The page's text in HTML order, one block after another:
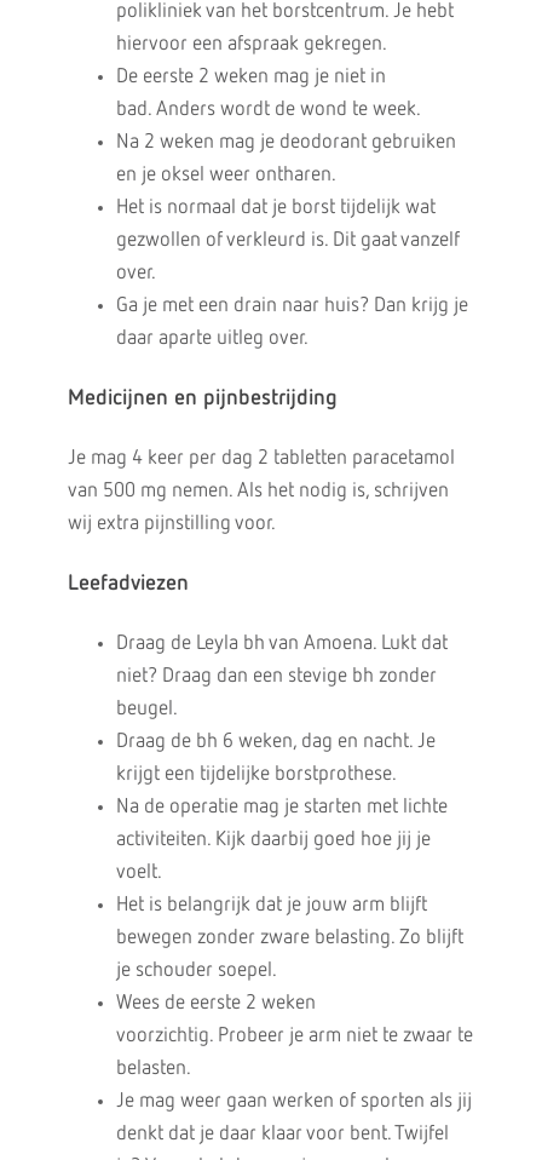
polikliniek van het borstcentrum. Je hebt
hiervoor een afspraak gekregen.
De eerste 2 weken mag je niet in
bad. Anders wordt de wond te week.
Na 2 weken mag je deodorant gebruiken
en je oksel weer ontharen.
Het is normaal dat je borst tijdelijk wat
gezwollen of verkleurd is. Dit gaat vanzelf
over.
Ga je met een drain naar huis? Dan krijg je
daar aparte uitleg over.
Medicijnen en pijnbestrijding
Je mag 4 keer per dag 2 tabletten paracetamol
van 500 mg nemen. Als het nodig is, schrijven
wij extra pijnstilling voor.
Leefadviezen
Draag de Leyla bh van Amoena. Lukt dat
niet? Draag dan een stevige bh zonder
beugel.
Draag de bh 6 weken, dag en nacht. Je
krijgt een tijdelijke borstprothese.
Na de operatie mag je starten met lichte
activiteiten. Kijk daarbij goed hoe jij je
voelt.
Het is belangrijk dat je jouw arm blijft
bewegen zonder zware belasting. Zo blijft
je schouder soepel.
Wees de eerste 2 weken
voorzichtig. Probeer je arm niet te zwaar te
belasten.
Je mag weer gaan werken of sporten als jij
denkt dat je daar klaar voor bent. Twijfel